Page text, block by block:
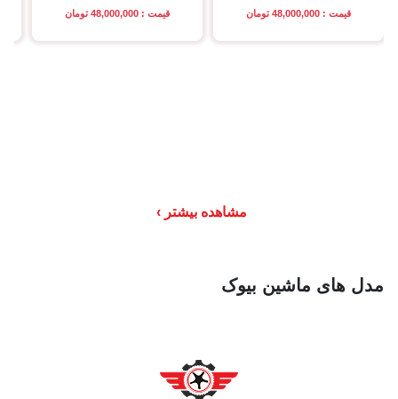
قیمت : 48,000,000 تومان قیمت : 48,000,000 تومان
مشاهده بیشتر
مدل های ماشین بیوک